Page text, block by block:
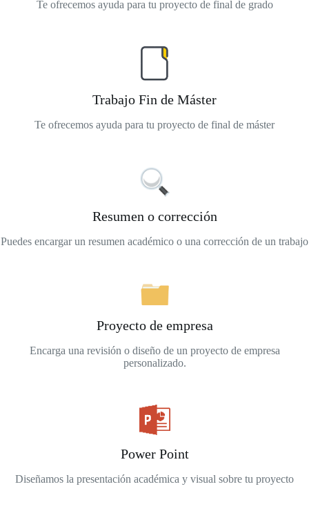
Te ofrecemos ayuda para tu proyecto de final de grado
Trabajo Fin de Máster
Te ofrecemos ayuda para tu proyecto de final de máster
Resumen o corrección
Puedes encargar un resumen académico o una corrección de un trabajo
Proyecto de empresa
Encarga una revisión o diseño de un proyecto de empresa
personalizado.
Power Point
Diseñamos la presentación académica y visual sobre tu proyecto